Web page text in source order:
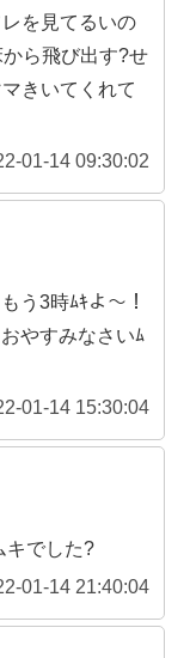
見てるいの
ら飛び出す?せ
きいてくれて
01-14 09:30:02
う3時ﾑｷよ～！
やすみなさいﾑ
01-14 15:30:04
キでした?
01-14 21:40:04